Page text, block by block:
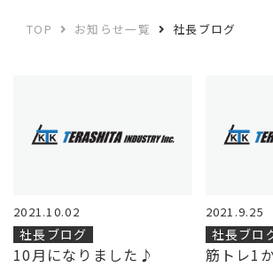
TOP お知らせ一覧 社長ブログ
2021.10.02
社長ブログ
10月になりました♪
2021.9.25
社長ブロ
筋トレ1